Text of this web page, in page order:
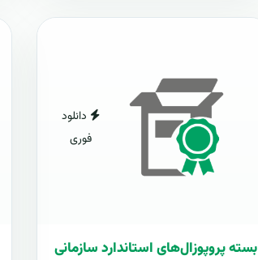
دانلود
فوری
بسته پروپوزال‌های استاندارد سازمانی